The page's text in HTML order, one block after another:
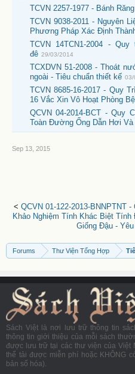
TCVN 2257-1977 - Bánh
TCVN 9038-2011 - Nguyên
Phương Pháp Xác Định
TCVN 14TCN1-2004 -
đê 29/03/2014
TCXDVN 51-2008 - Thoát
ngoài - Tiêu chuẩn thiết kế 03/
TCVN 8685-16-2017 - Quy
16 Vắc Xin Vô Hoạt Phòng
QCVN 04-2014-BCT - Quy
Toàn Đường Ống Dẫn Hơi
Sep 13, 2015
< QCVN 01-122-2013-BNNPTNT
Khảo Nghiệm Tính Khác Biệt Tính
Giống Đậu -
Forums Thư Viện Tổng Hợp
Sách Việt là nơi lưu trữ thông tin
thông tin giới thiệu của mỗi sách
được lưu trữ tại các thư viện của Việt
thể tải được miễn phí hoặc KHÔNG
bản số hóa).